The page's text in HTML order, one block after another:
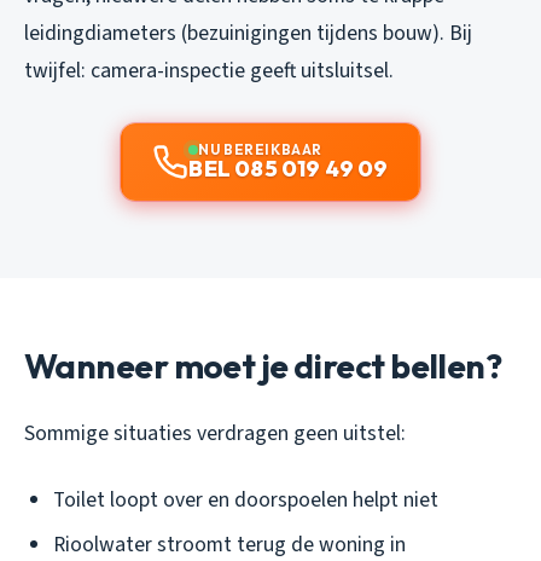
leidingdiameters (bezuinigingen tijdens bouw). Bij
twijfel: camera-inspectie geeft uitsluitsel.
NU BEREIKBAAR
BEL 085 019 49 09
Wanneer moet je direct bellen?
Sommige situaties verdragen geen uitstel:
Toilet loopt over en doorspoelen helpt niet
Rioolwater stroomt terug de woning in